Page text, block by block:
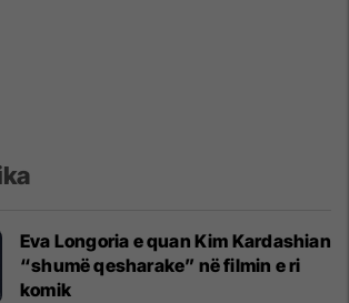
Eva Longoria e quan Kim Kardashian
“shumë qesharake” në filmin e ri
komik